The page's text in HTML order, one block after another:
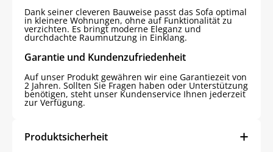
Dank seiner cleveren Bauweise passt das Sofa optimal
in kleinere Wohnungen, ohne auf Funktionalität zu
verzichten. Es bringt moderne Eleganz und
durchdachte Raumnutzung in Einklang.
Garantie und Kundenzufriedenheit
Auf unser Produkt gewähren wir eine Garantiezeit von
2 Jahren. Sollten Sie Fragen haben oder Unterstützung
benötigen, steht unser Kundenservice Ihnen jederzeit
zur Verfügung.
Produktsicherheit